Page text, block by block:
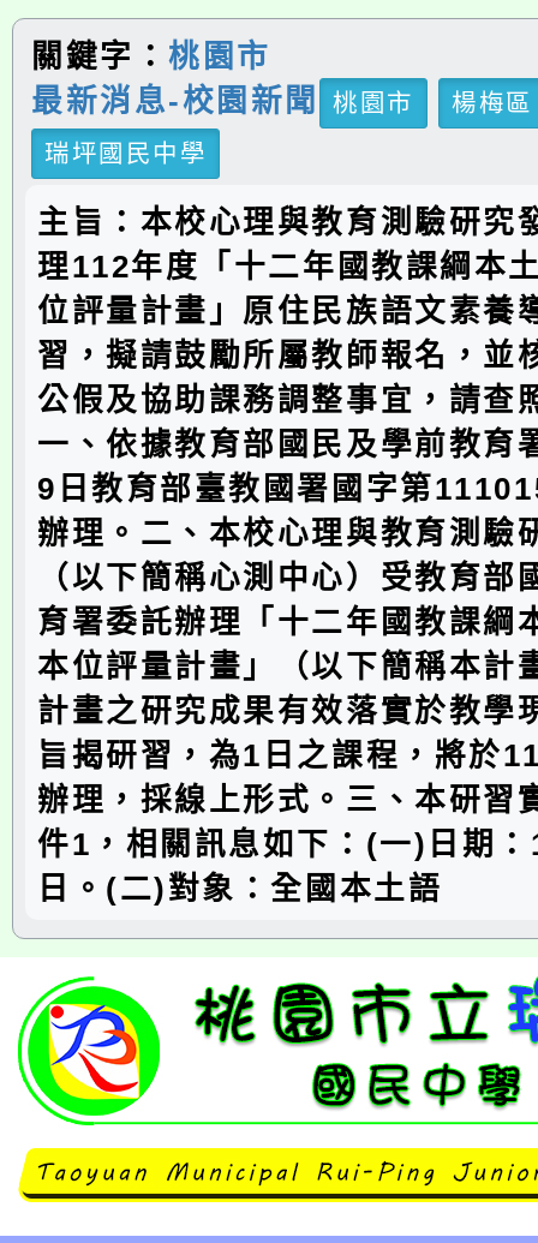
關鍵字：桃園市
最新消息-校園新聞
桃園市
楊梅區
瑞坪國民中學
主旨：本校心理與教育測驗研究
理112年度「十二年國教課綱本
位評量計畫」原住民族語文素養
習，擬請鼓勵所屬教師報名，並
公假及協助課務調整事宜，請查
一、依據教育部國民及學前教育
9日教育部臺教國署國字第
辦理。二、本校心理與教育測驗
（以下簡稱心測中心）受教育部
育署委託辦理「十二年國教課綱
本位評量計畫」（以下簡稱本計
計畫之研究成果有效落實於教學
旨揭研習，為1日之課程，將於
辦理，採線上形式。三、本研習
件1，相關訊息如下：(一)日期
日。(二)對象：全國本土語